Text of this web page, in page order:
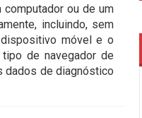
ou de um
incluindo, sem
móvel e o
de navegador de
dados de diagnóstico